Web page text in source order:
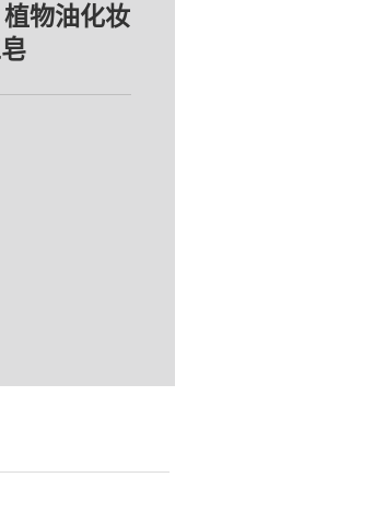
物油化妆